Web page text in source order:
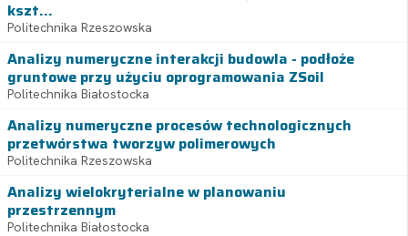
kszt...
Politechnika Rzeszowska
Analizy numeryczne interakcji budowla - podłoże
gruntowe przy użyciu oprogramowania ZSoil
Politechnika Białostocka
Analizy numeryczne procesów technologicznych
przetwórstwa tworzyw polimerowych
Politechnika Rzeszowska
Analizy wielokryterialne w planowaniu
przestrzennym
Politechnika Białostocka